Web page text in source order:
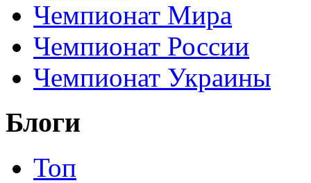
Чемпионат Мира
Чемпионат России
Чемпионат Украины
Блоги
Топ